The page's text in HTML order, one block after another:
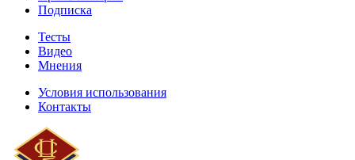
Подписка
Тесты
Видео
Мнения
Условия использования
Контакты